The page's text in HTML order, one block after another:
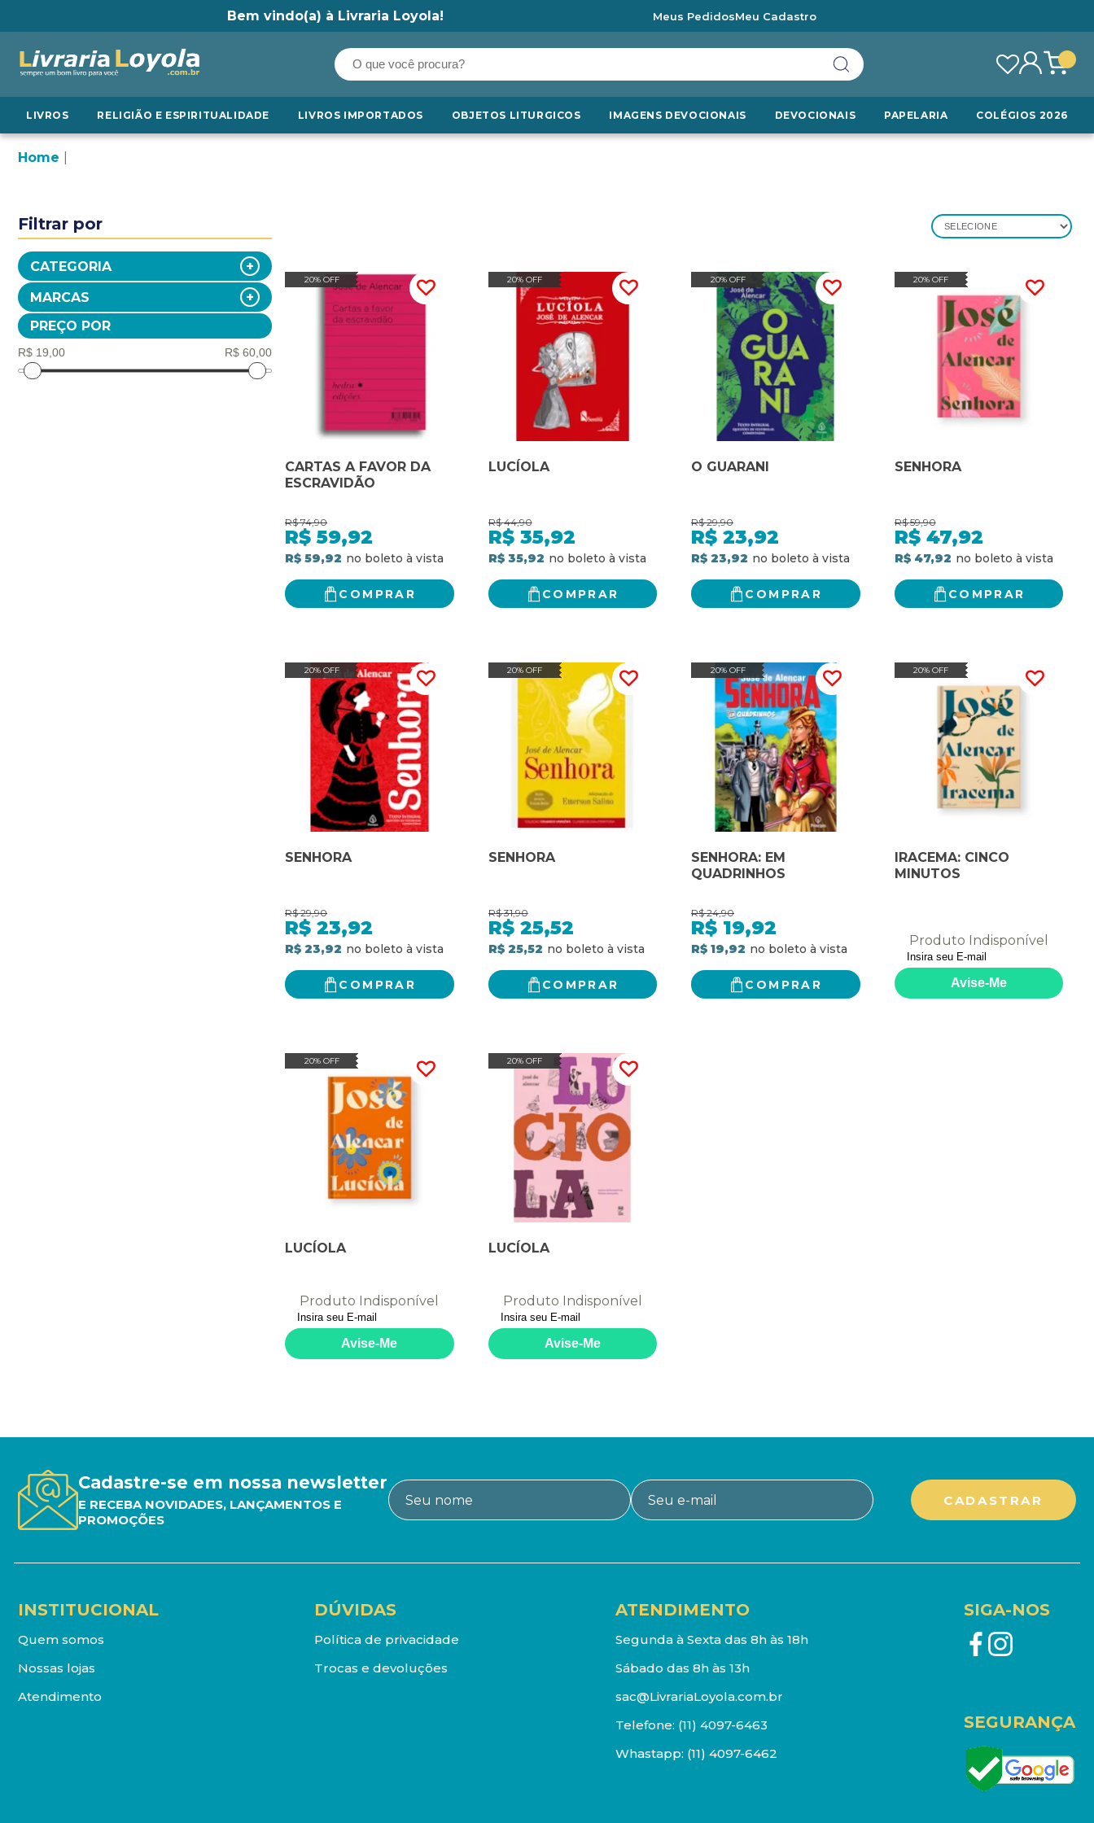
Bem vindo(a) à Livraria Loyola! Meus PedidosMeu Cadastro
LIVROS RELIGIÃO E ESPIRITUALIDADE LIVROS IMPORTADOS OBJETOS LITURGICOS IMAGENS DEVOCIONAIS DEVOCIONAIS PAPELARIA COLÉGIOS 2026
Home
Filtrar por
CATEGORIA
MARCAS
PREÇO POR
SELECIONE
20% OFF
CARTAS A FAVOR DA
ESCRAVIDÃO
R$ 74,90
R$ 59,92
R$ 59,92
COMPRAR
20% OFF
LUCÍOLA
R$ 44,90
R$ 35,92
R$ 35,92
COMPRAR
20% OFF
O GUARANI
R$ 29,90
R$ 23,92
R$ 23,92
COMPRAR
20% OFF
SENHORA
R$ 59,90
R$ 47,92
R$ 47,92
COMPRAR
20% OFF
SENHORA
R$ 29,90
R$ 23,92
R$ 23,92
COMPRAR
20% OFF
SENHORA
R$ 31,90
R$ 25,52
R$ 25,52
COMPRAR
20% OFF
SENHORA: EM
QUADRINHOS
R$ 24,90
R$ 19,92
R$ 19,92
COMPRAR
20% OFF
IRACEMA: CINCO
MINUTOS
Produto Indisponível
20% OFF
LUCÍOLA
Produto Indisponível
20% OFF
LUCÍOLA
Produto Indisponível
Cadastre-se em nossa newsletter
E RECEBA NOVIDADES, LANÇAMENTOS E
PROMOÇÕES
INSTITUCIONAL
Quem somos
Nossas lojas
Atendimento
DÚVIDAS
Política de privacidade
Trocas e devoluções
ATENDIMENTO
Segunda à Sexta das 8h às 18h
Sábado das 8h às 13h
sac@LivrariaLoyola.com.br
Telefone: (11) 4097-6463
Whastapp: (11) 4097-6462
SIGA-NOS
SEGURANÇA